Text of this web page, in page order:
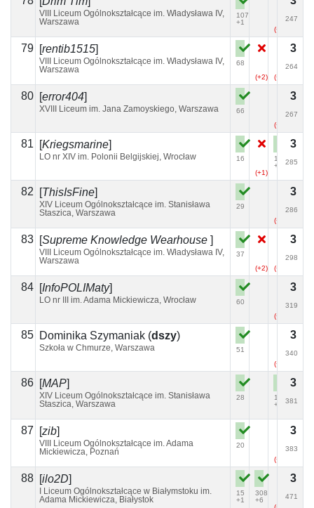
VIII Liceum Ogólnokształcące im. Władysława IV,
Warszawa
107
+1
(+5)
247
79 [rentib1515]
VIII Liceum Ogólnokształcące im. Władysława IV,
Warszawa
68
(+2)
(+2)
3
264
80 [error404]
XVIII Liceum im. Jana Zamoyskiego, Warszawa
66
(+6)
3
267
81 [Kriegsmarine]
LO nr XIV im. Polonii Belgijskiej, Wrocław
16
(+1)
170
+3
3
285
82 [ThisIsFine]
XIV Liceum Ogólnokształcące im. Stanisława
Staszica, Warszawa
29
(+7)
3
286
83 [Supreme Knowledge Wearhouse ]
VIII Liceum Ogólnokształcące im. Władysława IV,
Warszawa
37
(+2)
(+2)
3
298
84 [InfoPOLIMaty]
LO nr III im. Adama Mickiewicza, Wrocław
60
(+2)
3
319
85 Dominika Szymaniak (dszy)
Szkoła w Chmurze, Warszawa
51
(+3)
3
340
86 [MAP]
XIV Liceum Ogólnokształcące im. Stanisława
Staszica, Warszawa
28
196
+4
3
381
87 [zib]
VIII Liceum Ogólnokształcące im. Adama
Mickiewicza, Poznań
20
(+2)
3
383
88 [ilo2D]
I Liceum Ogólnokształcące w Białymstoku im.
Adama Mickiewicza, Białystok
15
+1
308
+6
3
471